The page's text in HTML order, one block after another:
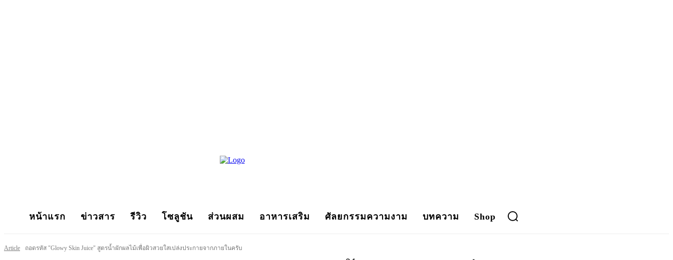
หน้าแรก ข่าวสาร รีวิว โซลูชัน ส่วนผสม อาหารเสริม ศัลยกรรมความงาม บทความ Shop
Article ถอดรหัส "Glowy Skin Juice" สูตรน้ำผักผลไม้เพื่อผิวสวยใสเปล่งประกายจากภายในครับ